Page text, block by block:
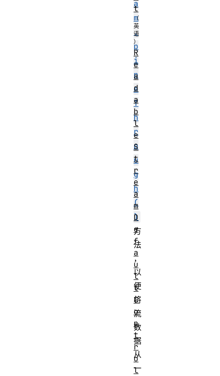
a
m
.
p
i
p
e
T
h
r
o
u
g
h
(
)
方
法
，
以
便
将
流
数
据
从
一
t
R
e
a
d
a
b
l
e
S
t
r
e
a
m
D
e
f
a
u
l
t
C
o
n
t
r
o
l